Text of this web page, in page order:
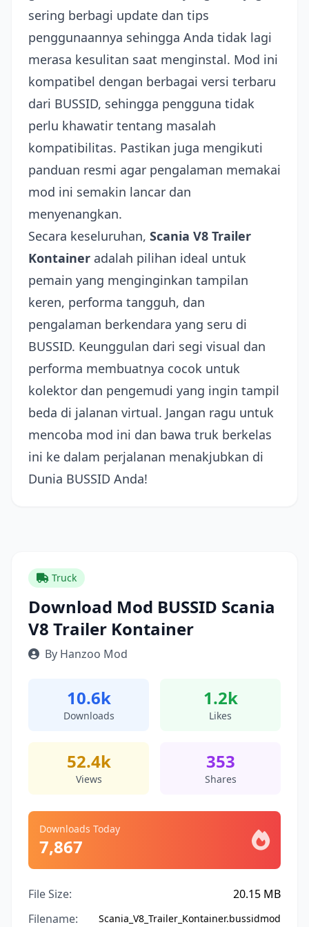
sering berbagi update dan tips
penggunaannya sehingga Anda tidak lagi
merasa kesulitan saat menginstal. Mod ini
kompatibel dengan berbagai versi terbaru
dari BUSSID, sehingga pengguna tidak
perlu khawatir tentang masalah
kompatibilitas. Pastikan juga mengikuti
panduan resmi agar pengalaman memakai
mod ini semakin lancar dan
menyenangkan.
Secara keseluruhan, Scania V8 Trailer
Kontainer adalah pilihan ideal untuk
pemain yang menginginkan tampilan
keren, performa tangguh, dan
pengalaman berkendara yang seru di
BUSSID. Keunggulan dari segi visual dan
performa membuatnya cocok untuk
kolektor dan pengemudi yang ingin tampil
beda di jalanan virtual. Jangan ragu untuk
mencoba mod ini dan bawa truk berkelas
ini ke dalam perjalanan menakjubkan di
Dunia BUSSID Anda!
Truck
Download Mod BUSSID Scania
V8 Trailer Kontainer
By Hanzoo Mod
10.6k
Downloads
1.2k
Likes
52.4k
Views
353
Shares
Downloads Today
7,867
File Size:
20.15 MB
Filename:
Scania_V8_Trailer_Kontainer.bussidmod